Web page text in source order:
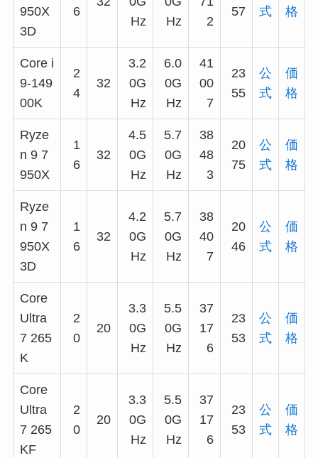
950X
3D
6
Hz
Hz
2
57
式
格
Core i
9-149
00K
2
4
32
3.2
0G
Hz
6.0
0G
Hz
41
00
7
23
55
公
式
価
格
Ryze
n 9 7
950X
1
6
32
4.5
0G
Hz
5.7
0G
Hz
38
48
3
20
75
公
式
価
格
Ryze
n 9 7
950X
3D
1
6
32
4.2
0G
Hz
5.7
0G
Hz
38
40
7
20
46
公
式
価
格
Core
Ultra
7 265
K
2
0
20
3.3
0G
Hz
5.5
0G
Hz
37
17
6
23
53
公
式
価
格
Core
Ultra
7 265
KF
2
0
20
3.3
0G
Hz
5.5
0G
Hz
37
17
6
23
53
公
式
価
格